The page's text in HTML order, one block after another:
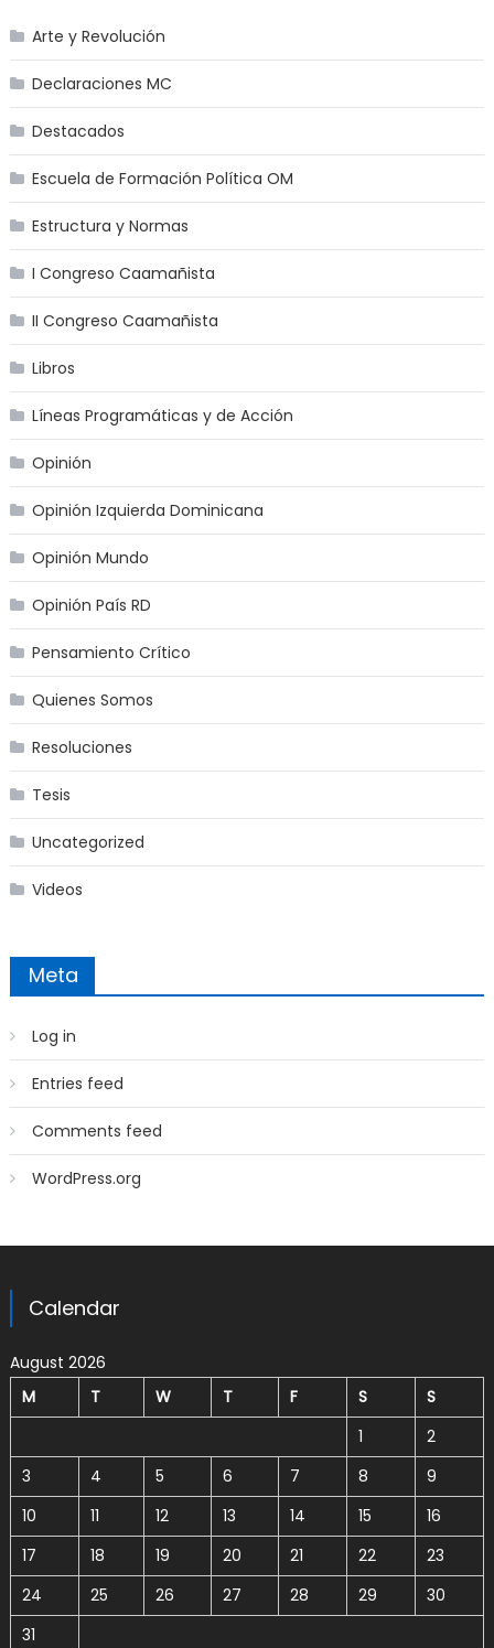
Arte y Revolución
Declaraciones MC
Destacados
Escuela de Formación Política OM
Estructura y Normas
I Congreso Caamañista
II Congreso Caamañista
Libros
Líneas Programáticas y de Acción
Opinión
Opinión Izquierda Dominicana
Opinión Mundo
Opinión País RD
Pensamiento Crítico
Quienes Somos
Resoluciones
Tesis
Uncategorized
Videos
Meta
Log in
Entries feed
Comments feed
WordPress.org
Calendar
August 2026
M
T W T F S
S
1
2
3
4 5 6 7 8
9
10
11 12 13 14 15
16
17
18 19 20 21 22
23
24
25 26 27 28 29
30
31